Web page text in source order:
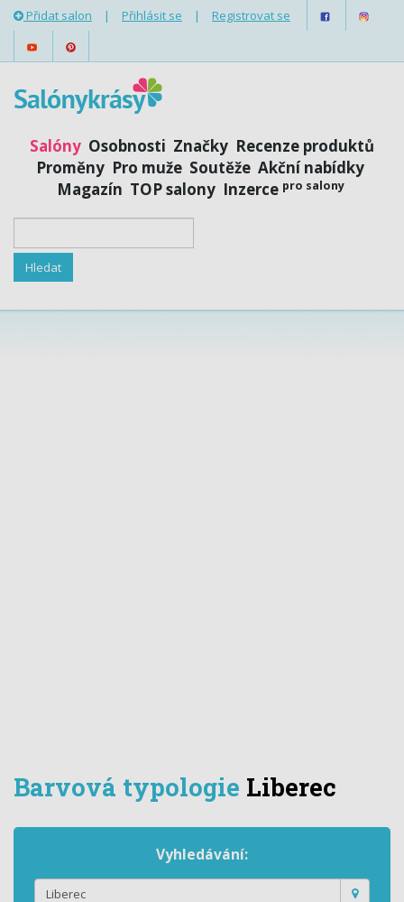
Přidat salon | Přihlásit se | Registrovat se
Salóny Osobnosti Značky Recenze produktů
Proměny Pro muže Soutěže Akční nabídky
Magazín TOP salony Inzerce pro salony
Barvová typologie Liberec
Vyhledávání: